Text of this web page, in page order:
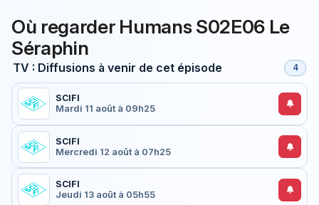
Où regarder Humans S02E06 Le
Séraphin
TV : Diffusions à venir de cet épisode 4
SCIFI
Mardi 11 août à 09h25
SCIFI
Mercredi 12 août à 07h25
SCIFI
Jeudi 13 août à 05h55